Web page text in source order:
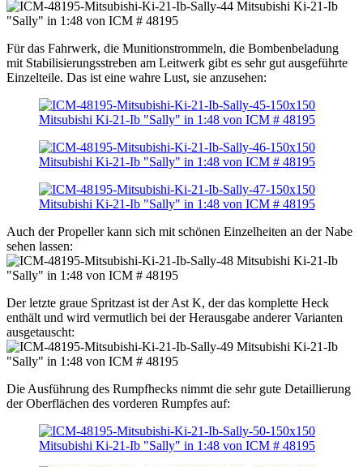
Für das Fahrwerk, die Munitionstrommeln, die Bombenbeladung
mit Stabilisierungsstreben am Leitwerk gibt es sehr gut ausgeführte
Einzelteile. Das ist eine wahre Lust, sie anzusehen:
Auch der Propeller kann sich mit schönen Einzelheiten an der Nabe
sehen lassen:
Der letzte graue Spritzast ist der Ast K, der das komplette Heck
enthält und wird vermutlich bei der Herausgabe anderer Varianten
ausgetauscht:
Die Ausführung des Rumpfhecks nimmt die sehr gute Detaillierung
der Oberflächen des vorderen Rumpfes auf: